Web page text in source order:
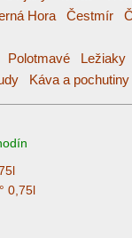
Hora Čestmír
Polotmavé Ležiaky
Káva a pochutiny
0,75l